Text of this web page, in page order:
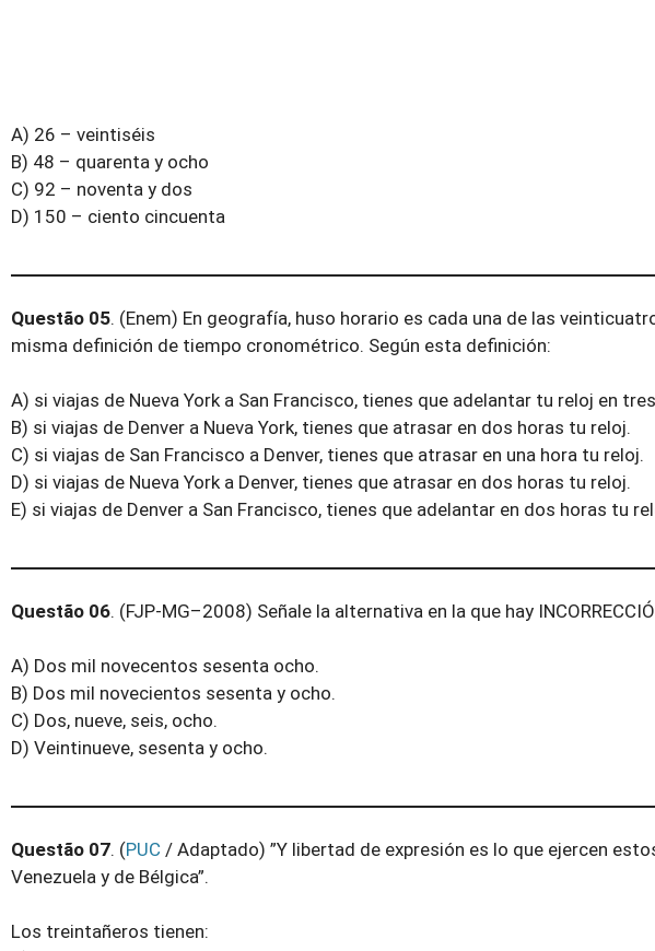
A) 26 – veintiséis
B) 48 – quarenta y ocho
C) 92 – noventa y dos
D) 150 – ciento cincuenta
Questão 05. (Enem) En geografía, huso horario es cada una de las
misma definición de tiempo cronométrico. Según esta definición:
A) si viajas de Nueva York a San Francisco, tienes que adelantar tu reloj en
B) si viajas de Denver a Nueva York, tienes que atrasar en dos horas tu reloj.
C) si viajas de San Francisco a Denver, tienes que atrasar en una hora tu reloj.
D) si viajas de Nueva York a Denver, tienes que atrasar en dos horas tu reloj.
E) si viajas de Denver a San Francisco, tienes que adelantar en dos horas tu
Questão 06. (FJP-MG–2008) Señale la alternativa en la que hay
A) Dos mil novecentos sesenta ocho.
B) Dos mil novecientos sesenta y ocho.
C) Dos, nueve, seis, ocho.
D) Veintinueve, sesenta y ocho.
Questão 07. (PUC / Adaptado) ”Y libertad de expresión es lo que ejercen
Venezuela y de Bélgica”.
Los treintañeros tienen: